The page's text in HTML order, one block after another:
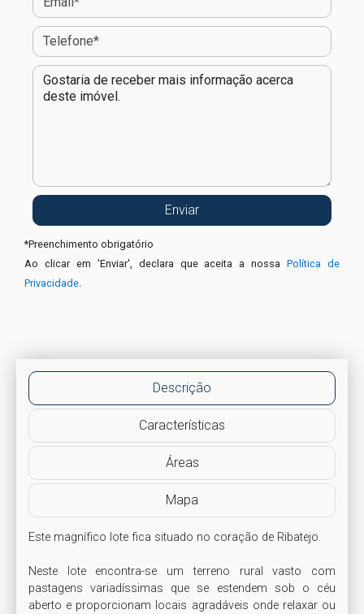
*Preenchimento obrigatório
Ao clicar em 'Enviar', declara que aceita a nossaPolítica de
Privacidade
Descrição
Características
Áreas
Mapa
Este magnífico lote fica situado no coração de Ribatejo.
Neste lote encontra-se um terreno rural vasto com
pastagens variadíssimas que se estendem sob o céu
aberto e proporcionam locais agradáveis onde relaxar ou